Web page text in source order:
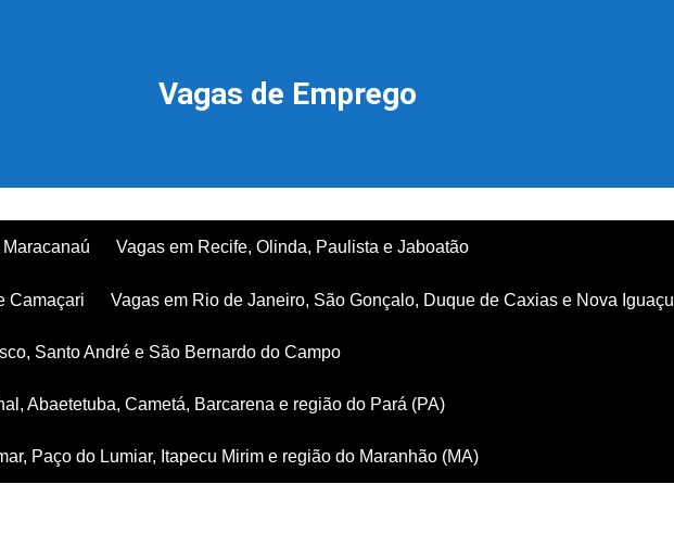
Vagas de Emprego
Vagas em Recife, Olinda, Paulista e Jaboatão
Camaçari Vagas em Rio de Janeiro, São Gonçalo, Duque de Caxias e Nova Iguaçu
Santo André e São Bernardo do Campo
Abaetetuba, Cametá, Barcarena e região do Pará (PA)
Paço do Lumiar, Itapecu Mirim e região do Maranhão (MA)